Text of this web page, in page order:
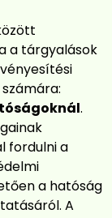
a tárgyalások
.
fordulni a
a hatóság
A